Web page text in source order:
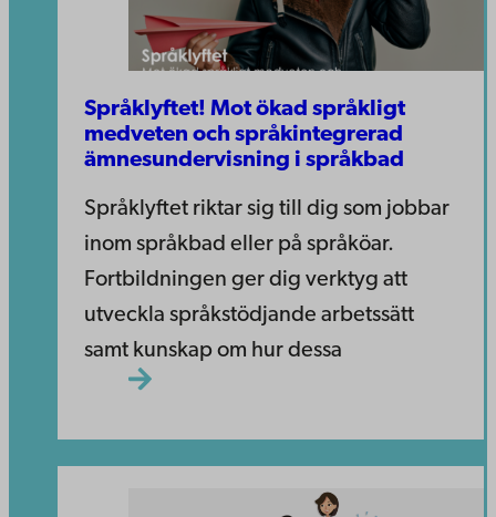
Språklyftet! Mot ökad språkligt
medveten och språkintegrerad
ämnesundervisning i språkbad
Språklyftet riktar sig till dig som jobbar
inom språkbad eller på språköar.
Fortbildningen ger dig verktyg att
utveckla språkstödjande arbetssätt
samt kunskap om hur dessa